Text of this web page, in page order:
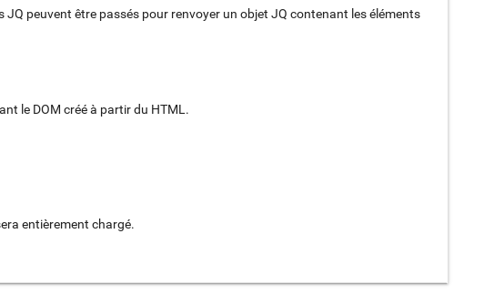
peuvent être passés pour renvoyer un objet JQ contenant les éléments
le DOM créé à partir du HTML.
entièrement chargé.